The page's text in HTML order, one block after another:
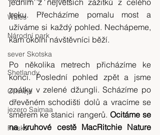
Wales
Národní park
sever Skotska
Shetlandy
Orkneje
jezero Saimaa
Finsko
jedním z největších zážitků z celého
treku. Přecházíme pomalu most a
užíváme si každý pohled. Nechápeme,
kam okolní návštěvníci běží.
Po několika metrech přicházíme ke
konci. Poslední pohled zpět a jsme
zpátky v zelené džungli. Scházíme po
dřevěném schodišti dolů a vracíme se
směrem ke stanici rangerů. Ocitáme se
na kruhové cestě MacRitchie Nature